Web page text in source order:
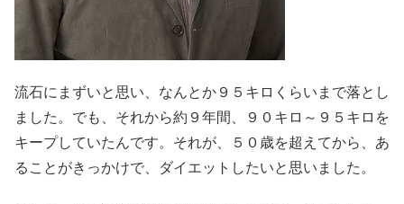
流石にまずいと思い、なんとか９５キロくらいまで落とし
ました。でも、それから約９年間、９０キロ～９５キロを
キープしていたんです。それが、５０歳を超えてから、あ
ることがきっかけで、ダイエットしたいと思いました。